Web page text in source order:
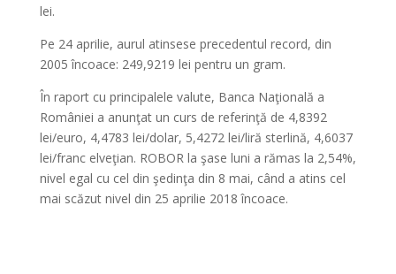
lei.
Pe 24 aprilie, aurul atinsese precedentul record, din
2005 încoace: 249,9219 lei pentru un gram.
În raport cu principalele valute, Banca Naţională a
României a anunţat un curs de referinţă de 4,8392
lei/euro, 4,4783 lei/dolar, 5,4272 lei/liră sterlină, 4,6037
lei/franc elveţian. ROBOR la şase luni a rămas la 2,54%,
nivel egal cu cel din şedinţa din 8 mai, când a atins cel
mai scăzut nivel din 25 aprilie 2018 încoace.